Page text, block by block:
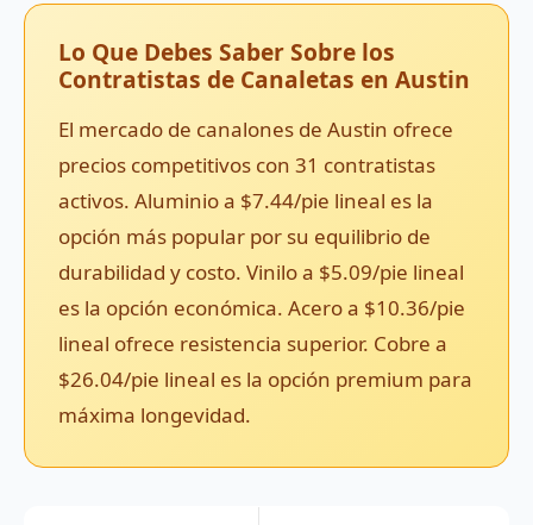
Lo Que Debes Saber Sobre los
Contratistas de Canaletas en Austin
El mercado de canalones de Austin ofrece
precios competitivos con 31 contratistas
activos. Aluminio a $7.44/pie lineal es la
opción más popular por su equilibrio de
durabilidad y costo. Vinilo a $5.09/pie lineal
es la opción económica. Acero a $10.36/pie
lineal ofrece resistencia superior. Cobre a
$26.04/pie lineal es la opción premium para
máxima longevidad.